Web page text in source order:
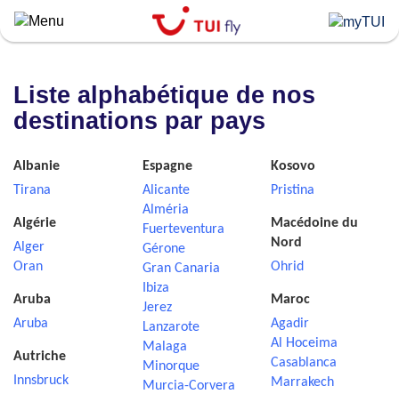
Skip
to
Liste alphabétique de nos
destinations par pays
Albanie
Tirana
Algérie
Alger
Oran
Aruba
Aruba
Autriche
Innsbruck
Espagne
Alicante
Alméria
Fuerteventura
Gérone
Gran Canaria
Ibiza
Jerez
Lanzarote
Malaga
Minorque
Murcia-Corvera
Kosovo
Pristina
Macédoine du
Nord
Ohrid
Maroc
Agadir
Al Hoceima
Casablanca
Marrakech